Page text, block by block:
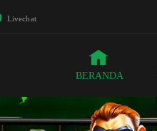
Livechat
BERANDA